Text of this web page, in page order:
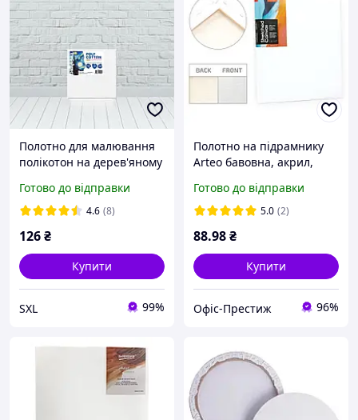
Полотно для малювання
полікотон на дерев'яному
прогрунтоване, розмір
30х30 см HL3 Brushme
Готово до відправки
4.6 (8)
126₴
Купити
SXL 99%
Полотно на підрамнику
Arteo бавовна, акрил,
GPA194_20*20 см
Готово до відправки
5.0 (2)
88.98₴
Купити
Офіс-Престиж 96%